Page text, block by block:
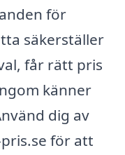
för
säkerställer
får rätt pris
känner
dig av
för att